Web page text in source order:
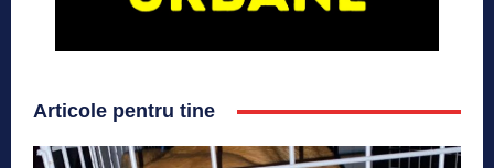
Articole pentru tine